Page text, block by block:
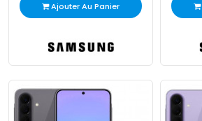
Ajouter Au Panier